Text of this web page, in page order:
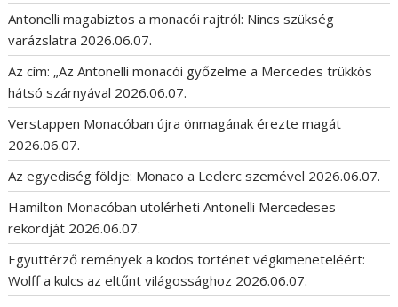
Antonelli magabiztos a monacói rajtról: Nincs szükség
varázslatra 2026.06.07.
Az cím: „Az Antonelli monacói győzelme a Mercedes trükkös
hátsó szárnyával 2026.06.07.
Verstappen Monacóban újra önmagának érezte magát
2026.06.07.
Az egyediség földje: Monaco a Leclerc szemével 2026.06.07.
Hamilton Monacóban utolérheti Antonelli Mercedeses
rekordját 2026.06.07.
Együttérző remények a ködös történet végkimeneteléért:
Wolff a kulcs az eltűnt világossághoz 2026.06.07.